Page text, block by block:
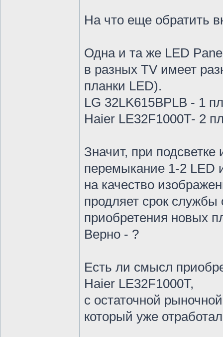
На что еще обратить
Одна и та же LED
в разных TV имеет
планки LED).
LG 32LK615BPLB - 1
Haier LE32F1000T- 2
Значит, при
перемыкание 1-2 LED
на качество
продляет срок службы
приобретения новых
Верно - ?
Есть ли смысл
Haier LE32F1000T,
с остаточной
который уже